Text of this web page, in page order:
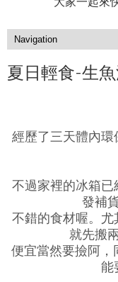
夏日輕食-生
經歷了三天體內
不過家裡的冰箱已
發補
不錯的食材喔。尤
就先搬
便宜當然要撿阿，
能